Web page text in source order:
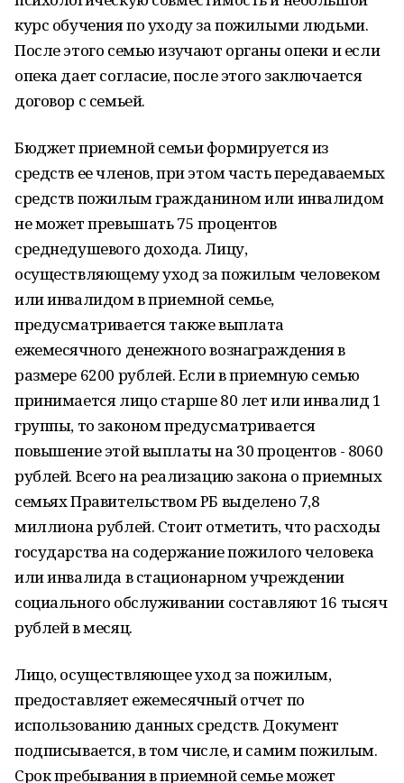
курс обучения по уходу за пожилыми людьми.
После этого семью изучают органы опеки и если
опека дает согласие, после этого заключается
договор с семьей.
Бюджет приемной семьи формируется из
средств ее членов, при этом часть передаваемых
средств пожилым гражданином или инвалидом
не может превышать 75 процентов
среднедушевого дохода. Лицу,
осуществляющему уход за пожилым человеком
или инвалидом в приемной семье,
предусматривается также выплата
ежемесячного денежного вознаграждения в
размере 6200 рублей. Если в приемную семью
принимается лицо старше 80 лет или инвалид 1
группы, то законом предусматривается
повышение этой выплаты на 30 процентов - 8060
рублей. Всего на реализацию закона о приемных
семьях Правительством РБ выделено 7,8
миллиона рублей. Стоит отметить, что расходы
государства на содержание пожилого человека
или инвалида в стационарном учреждении
социального обслуживании составляют 16 тысяч
рублей в месяц.
Лицо, осуществляющее уход за пожилым,
предоставляет ежемесячный отчет по
использованию данных средств. Документ
подписывается, в том числе, и самим пожилым.
Срок пребывания в приемной семье может